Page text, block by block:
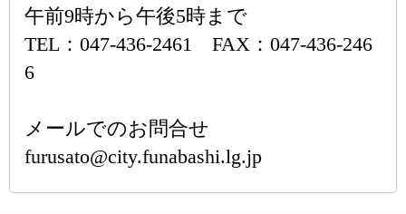
午前9時から午後5時まで
TEL：047-436-2461 FAX：047-436-246
6
メールでのお問合せ
furusato@city.funabashi.lg.jp